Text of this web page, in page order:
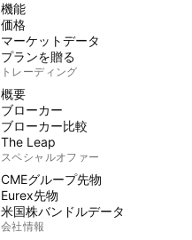
機能
価格
マーケットデータ
プランを贈る
トレーディング
概要
ブローカー
ブローカー比較
The Leap
スペシャルオファー
CMEグループ先物
Eurex先物
米国株バンドルデータ
会社情報